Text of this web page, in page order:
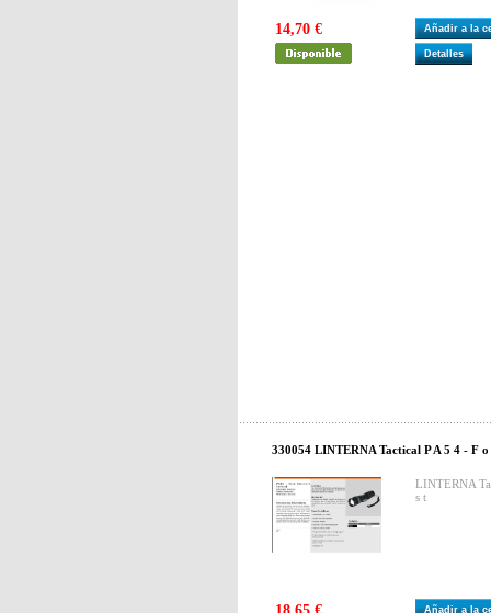
14,70 € Añadir a la
Detalles
330054 LINTERNA Tactical P A 5 4 - F
LINTERNA
s t
Añadir a la